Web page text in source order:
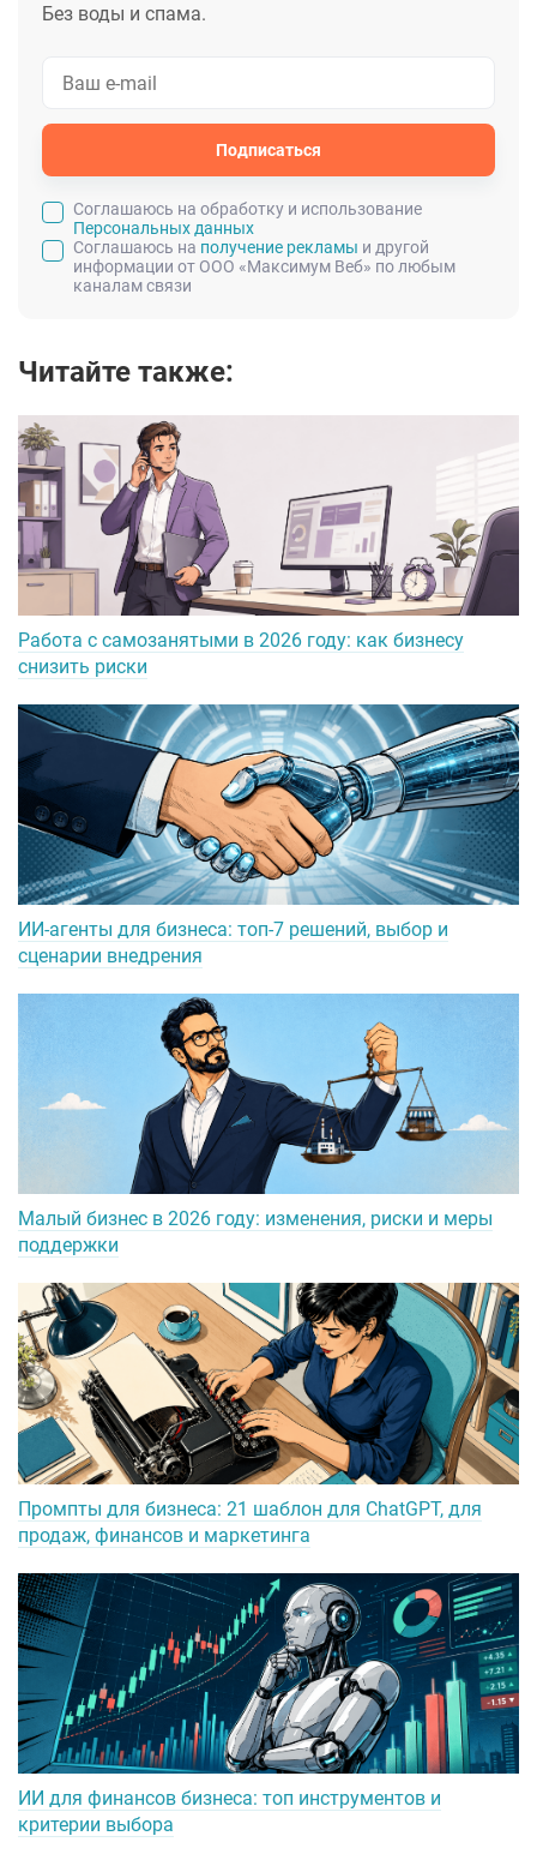
Без воды и спама.
Подписаться
Cоглашаюсь на обработку и использование
Персональных данных
Соглашаюсь на получение рекламы и другой
информации от ООО «Максимум Веб» по любым
каналам связи
Читайте также:
Работа с самозанятыми в 2026 году: как бизнесу
снизить риски
ИИ-агенты для бизнеса: топ-7 решений, выбор и
сценарии внедрения
Малый бизнес в 2026 году: изменения, риски и меры
поддержки
Промпты для бизнеса: 21 шаблон для ChatGPT, для
продаж, финансов и маркетинга
ИИ для финансов бизнеса: топ инструментов и
критерии выбора